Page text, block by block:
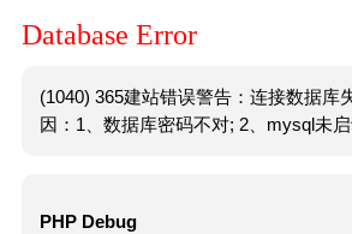
Database Error
(1040) 365建站错误警告：连接数据库
因：1、数据库密码不对; 2、mysql未启
PHP Debug